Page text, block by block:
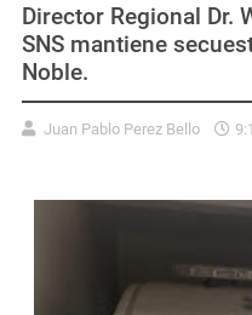
Director Regional Dr.
SNS mantiene
Noble.
Juan Pablo Perez Bello